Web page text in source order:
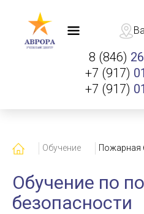
8 (846)
+7 (917)
+7 (917)
ГлавнаяОбучение Пожарная
Обучение по
безопасности